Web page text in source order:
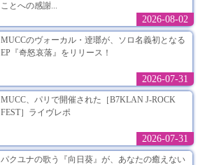
ことへの感謝...
2026-08-02
MUCCのヴォーカル・逹瑯が、ソロ名義初となる
EP『奇怒哀落』をリリース！
2026-07-31
MUCC、パリで開催された［B7KLAN J-ROCK
FEST］ライヴレポ
2026-07-31
パクユナの歌う『向日葵』が、あなたの癒えない